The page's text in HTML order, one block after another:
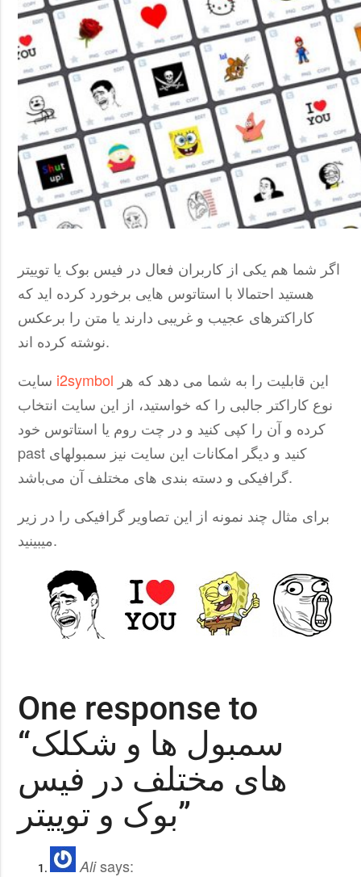
اگر شما هم یکی از کاربران فعال در فیس بوک یا توییتر
هستید احتمالا با استاتوس هایی برخورد کرده اید که
کاراکترهای عجیب و غریبی دارند یا متن را برعکس
نوشته کرده اند.
i2symbol
نوع کاراکتر جالبی را که خواستید، از این سایت انتخاب
کرده و آن را کپی کنید و در چت روم یا استاتوس خود
past کنید و دیگر امکانات این سایت نیز سمبولهای
گرافیکی و دسته بندی های مختلف آن می‌باشد.
برای مثال چند نمونه از این تصاویر گرافیکی را در زیر
میبینید.
One response to
“سمبول ها و شکلک
های مختلف در فیس
بوک و توییتر”
Ali says: